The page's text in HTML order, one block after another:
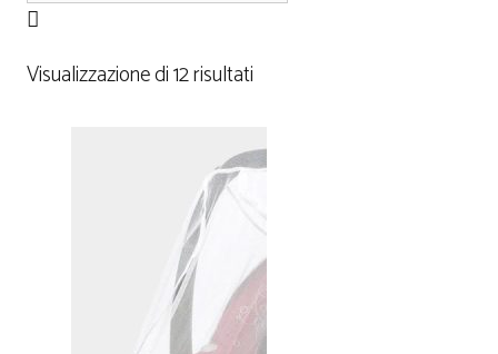
Visualizzazione di 12 risultati